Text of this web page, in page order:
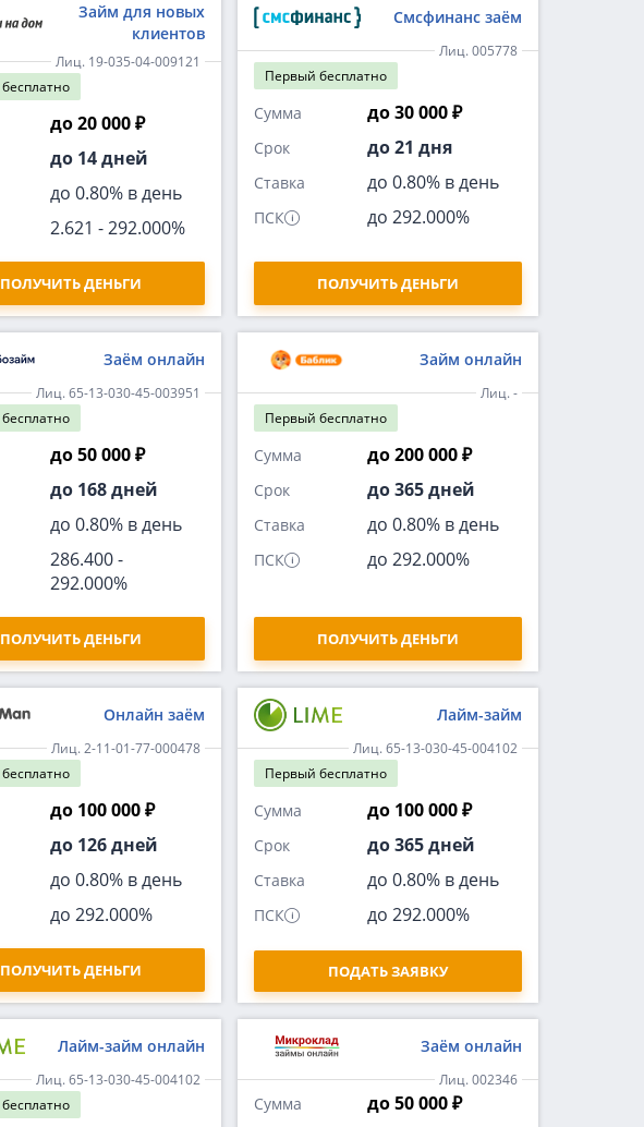
Займ для новых
клиентов
Лиц. 19-035-04-009121
бесплатно
до 20 000 ₽
до 14 дней
до 0.80% в день
2.621 -292.000%
ПОЛУЧИТЬ ДЕНЬГИ
Смсфинанс заём
Лиц. 005778
Первый бесплатно
Сумма до 30 000 ₽
Срок до 21 дня
Ставка до 0.80% в день
ПСК до 292.000%
ПОЛУЧИТЬ ДЕНЬГИ
Заём онлайн
Лиц. 65-13-030-45-003951
бесплатно
до 50 000 ₽
до 168 дней
до 0.80% в день
286.400-
292.000%
ПОЛУЧИТЬ ДЕНЬГИ
Займ онлайн
Лиц. -
Первый бесплатно
Сумма до 200 000 ₽
Срок до 365 дней
Ставка до 0.80% в день
ПСК до 292.000%
ПОЛУЧИТЬ ДЕНЬГИ
Онлайн заём
Лиц. 2-11-01-77-000478
бесплатно
до 100 000 ₽
до 126 дней
до 0.80% в день
до 292.000%
ПОЛУЧИТЬ ДЕНЬГИ
Лайм-займ
Лиц. 65-13-030-45-004102
Первый бесплатно
Сумма до 100 000 ₽
Срок до 365 дней
Ставка до 0.80% в день
ПСК до 292.000%
ПОДАТЬ ЗАЯВКУ
Лайм-займ онлайн
Лиц. 65-13-030-45-004102
бесплатно
Заём онлайн
Лиц. 002346
Сумма до 50 000 ₽